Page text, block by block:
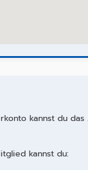
kannst du das
kannst du: